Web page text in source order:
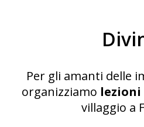
Per gli amanti delle
organizziamo lezioni
villaggio a